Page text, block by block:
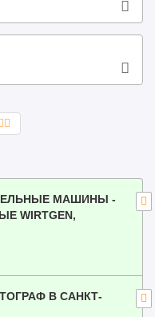
МАШИНЫ -
WIRTGEN,
В САНКТ-